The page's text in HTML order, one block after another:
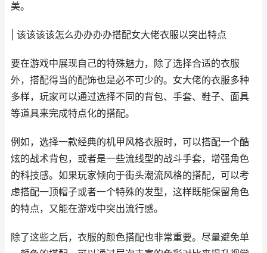
美。
| 该该该该怎么办办办办搭配女大佬衣服以突出特点
要在游戏中展现自己的特殊魅力，除了选择合适的衣服
外，搭配得当的配饰也是必不可少的。女大佬的衣服多种
多样，玩家可以通过选择不同的背包、手套、鞋子、面具
等道具来完成特点化的搭配。
例如，选择一款经典的机甲风格衣服时，可以搭配一个酷
炫的战术背包，或者是一些流线型的战斗手套，增强角色
的科技感。如果玩家倾向于街头潮流风格的搭配，可以考
虑搭配一顶帽子或者一个特殊的发型，这样既能保留角色
的特点，又能在游戏中突出流行感。
除了这些之后，衣服的颜色搭配也非常重要。尽量避免单